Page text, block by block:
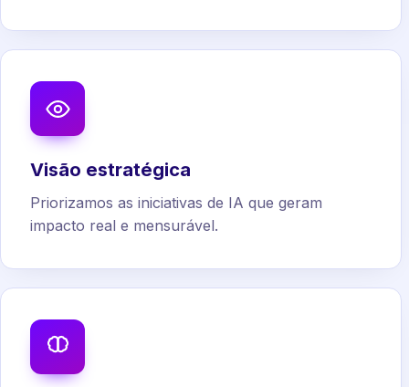
Visão estratégica
Priorizamos as iniciativas de IA que geram
impacto real e mensurável.